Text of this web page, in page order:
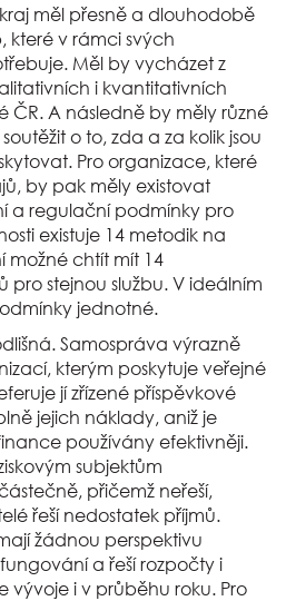
měl přesně a dlouhodobě
které v rámci svých
Měl by vycházet z
i kvantitativních
ČR. A následně by měly různé
o to, zda a za kolik jsou
Pro organizace, které
by pak měly existovat
a regulační podmínky pro
existuje 14 metodik na
chtít mít 14
stejnou službu. V ideálním
jednotné.
Samospráva výrazně
kterým poskytuje veřejné
jí zřízené příspěvkové
jejich náklady, aniž je
používány efektivněji.
subjektům
přičemž neřeší,
řeší nedostatek příjmů.
žádnou perspektivu
a řeší rozpočty i
vývoje i v průběhu roku. Pro